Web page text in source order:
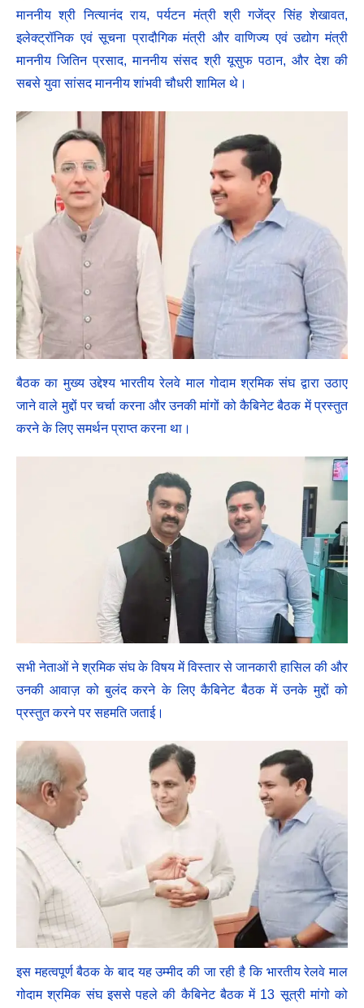
माननीय श्री नित्यानंद राय, पर्यटन मंत्री श्री गजेंद्र सिंह शेखावत,
इलेक्ट्रॉनिक एवं सूचना प्रादौगिक मंत्री और वाणिज्य एवं उद्योग मंत्री
माननीय जितिन प्रसाद, माननीय संसद श्री यूसुफ पठान, और देश की
सबसे युवा सांसद माननीय शांभवी चौधरी शामिल थे।
बैठक का मुख्य उद्देश्य भारतीय रेलवे माल गोदाम श्रमिक संघ द्वारा उठाए
जाने वाले मुद्दों पर चर्चा करना और उनकी मांगों को कैबिनेट बैठक में प्रस्तुत
करने के लिए समर्थन प्राप्त करना था।
सभी नेताओं ने श्रमिक संघ के विषय में विस्तार से जानकारी हासिल की और
उनकी आवाज़ को बुलंद करने के लिए कैबिनेट बैठक में उनके मुद्दों को
प्रस्तुत करने पर सहमति जताई।
इस महत्वपूर्ण बैठक के बाद यह उम्मीद की जा रही है कि भारतीय रेलवे माल
गोदाम श्रमिक संघ इससे पहले की कैबिनेट बैठक में 13 सूत्री मांगो को